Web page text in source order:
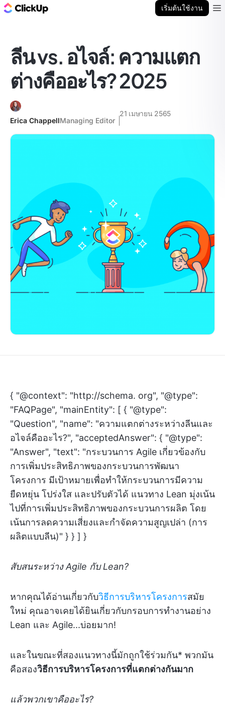
เริ่มต้นใช้งาน
ลีน vs. อไจล์: ความแตก
ต่างคืออะไร? 2025
Erica ChappellManaging Editor
21 เมษายน 2565
{ "@context": "http://schema. org", "@type":
"FAQPage", "mainEntity": [ { "@type":
"Question", "name": "ความแตกต่างระหว่างลีนและ
อไจล์คืออะไร?", "acceptedAnswer": { "@type":
"Answer", "text": "กระบวนการ Agile เกี่ยวข้องกับ
การเพิ่มประสิทธิภาพของกระบวนการพัฒนา
โครงการ มีเป้าหมายเพื่อทำให้กระบวนการมีความ
ยืดหยุ่น โปร่งใส และปรับตัวได้ แนวทาง Lean มุ่งเน้น
ไปที่การเพิ่มประสิทธิภาพของกระบวนการผลิต โดย
เน้นการลดความเสี่ยงและกำจัดความสูญเปล่า (การ
ผลิตแบบลีน)" } } ] }
สับสนระหว่าง Agile กับ Lean?
หากคุณได้อ่านเกี่ยวกับวิธีการบริหารโครงการสมัย
ใหม่ คุณอาจเคยได้ยินเกี่ยวกับกรอบการทำงานอย่าง
Lean และ Agile...บ่อยมาก!
และในขณะที่สองแนวทางนี้มักถูกใช้ร่วมกัน* พวกมัน
คือสองวิธีการบริหารโครงการที่แตกต่างกันมาก
แล้วพวกเขาคืออะไร?